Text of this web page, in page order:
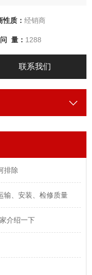
用性强和使用方便等特
性质： 经销商
量： 1288
联系我们
排除
输、安装、检修质量
介绍一下